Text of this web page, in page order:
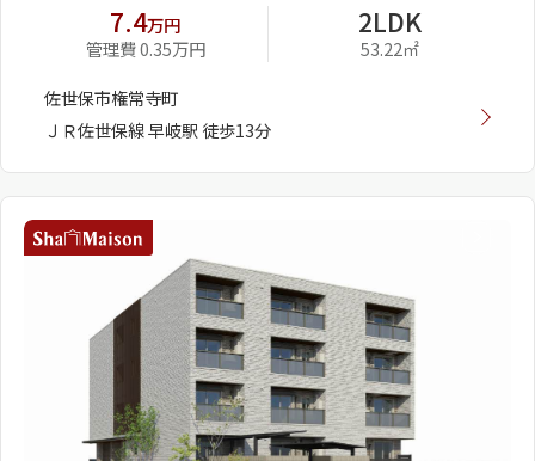
7.4万円
管理費 0.35万円
2LDK
53.22㎡
佐世保市権常寺町
ＪＲ佐世保線 早岐駅 徒歩13分